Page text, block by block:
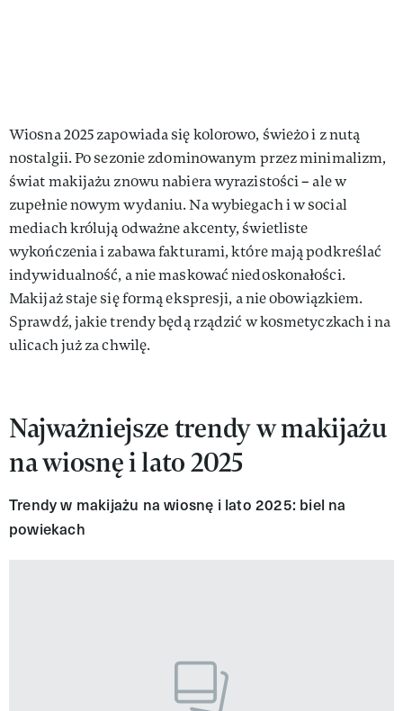
Wiosna 2025 zapowiada się kolorowo, świeżo i z nutą
nostalgii. Po sezonie zdominowanym przez minimalizm,
świat makijażu znowu nabiera wyrazistości – ale w
zupełnie nowym wydaniu. Na wybiegach i w social
mediach królują odważne akcenty, świetliste
wykończenia i zabawa fakturami, które mają podkreślać
indywidualność, a nie maskować niedoskonałości.
Makijaż staje się formą ekspresji, a nie obowiązkiem.
Sprawdź, jakie trendy będą rządzić w kosmetyczkach i na
ulicach już za chwilę.
Najważniejsze trendy w makijażu
na wiosnę i lato 2025
Trendy w makijażu na wiosnę i lato 2025: biel na
powiekach